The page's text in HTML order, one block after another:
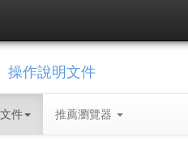
操作說明文件
件 推薦瀏覽器